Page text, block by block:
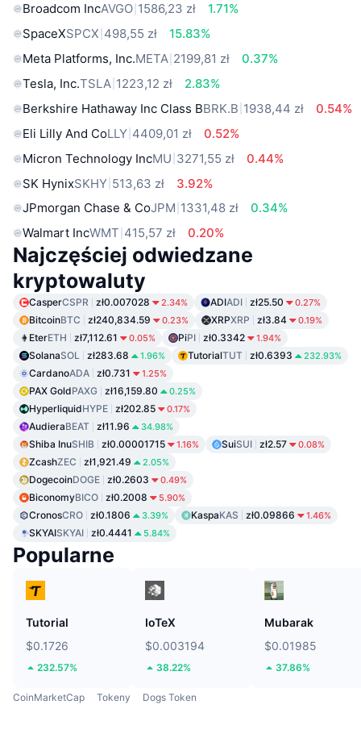
Broadcom IncAVGO 1586,23 zł
1.71%
SpaceXSPCX 498,55 zł
15.83%
Meta Platforms, Inc.META 2199,81 zł
0.37%
Tesla, Inc.TSLA 1223,12 zł
2.83%
Berkshire Hathaway Inc Class BBRK.B 1938,44 zł
0.54%
Eli Lilly And CoLLY 4409,01 zł
0.52%
Micron Technology IncMU 3271,55 zł
0.44%
SK HynixSKHY 513,63 zł
3.92%
JPmorgan Chase & CoJPM 1331,48 zł
0.34%
Walmart IncWMT 415,57 zł 0.20%
Najczęściej odwiedzane
kryptowaluty
CasperCSPR zł0.007028 2.34% ADIADI zł25.50 0.27%
BitcoinBTC zł240,834.59 0.23% XRPXRP zł3.84 0.19%
EterETH zł7,112.61 0.05% PiPI zł0.3342 1.94%
SolanaSOL zł283.68 1.96% TutorialTUT zł0.6393 232.93%
CardanoADA zł0.731 1.25%
PAX GoldPAXG zł16,159.80 0.25%
HyperliquidHYPE zł202.85 0.17%
AudieraBEAT zł11.96 34.98%
Shiba InuSHIB zł0.00001715 1.16% SuiSUI zł2.57 0.08%
ZcashZEC zł1,921.49 2.05%
DogecoinDOGE zł0.2603 0.49%
BiconomyBICO zł0.2008 5.90%
CronosCRO zł0.1806 3.39% KaspaKAS zł0.09866 1.46%
SKYAISKYAI zł0.4441 5.84%
Popularne
Tutorial
$0.1726
232.57%
IoTeX
$0.003194
38.22%
Mubarak
$0.01985
37.86%
CoinMarketCap Tokeny Dogs Token